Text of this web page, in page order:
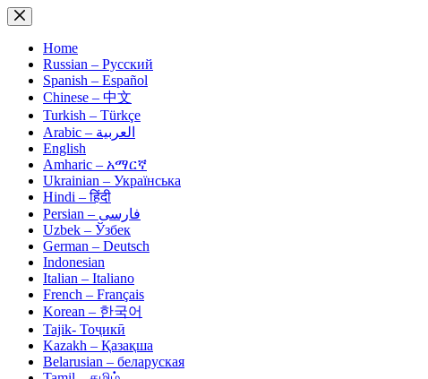
Skip
to
contentHome
Russian – Русский
Spanish – Español
Chinese – 中文
Turkish – Türkçe
Arabic – العربية
English
Amharic – አማርኛ
Ukrainian – Українська
Hindi – हिंदी
Persian – فارسی
Uzbek – Ўзбек
German – Deutsch
Indonesian
Italian – Italiano
French – Français
Korean – 한국어
Tajik- Тоҷикӣ
Kazakh – Қазақша
Belarusian – беларуская